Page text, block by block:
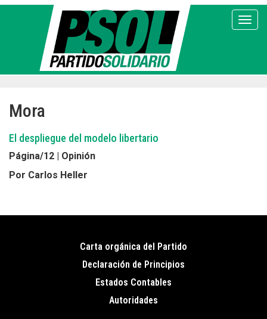
Pasar
Mora
El despliegue del modelo libertario
Página/12 | Opinión
Por Carlos Heller
Pie
de
página
Carta orgánica del Partido
Declaración de Principios
Estados Contables
Autoridades